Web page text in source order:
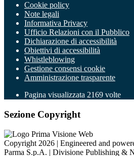
Cookie policy
Note legali
Informativa Privacy
Ufficio Relazioni con il Pubblico
Dichiarazione di accessibilità
Obiettivi di accessibilità
Whistleblowing
Gestione consensi cookie
Amministrazione trasparente
Pagina visualizzata 2169 volte
Sezione Copyright
Copyright 2026 | Engineered and
Parma S.p.A. | Divisione Publishing &